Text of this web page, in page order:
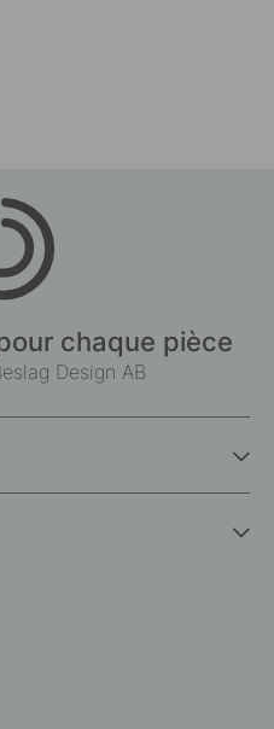
chaque pièce
Design AB